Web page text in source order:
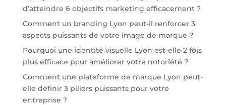
d’atteindre 6 objectifs marketing efficacement ?
Comment un branding Lyon peut-il renforcer 3
aspects puissants de votre image de marque ?
Pourquoi une identité visuelle Lyon est-elle 2 fois
plus efficace pour améliorer votre notoriété ?
Comment une plateforme de marque Lyon peut-
elle définir 3 piliers puissants pour votre
entreprise ?